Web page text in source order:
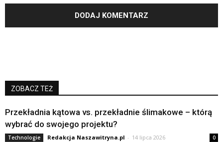
ZOBACZ TEŻ
Przekładnia kątowa vs. przekładnie ślimakowe – którą
wybrać do swojego projektu?
Technologie Redakcja Naszawitryna.pl - 14 lipca 2026 0